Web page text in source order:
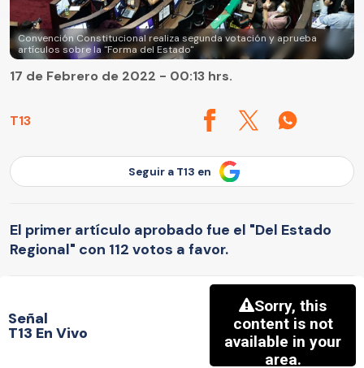
Convención Constitucional realiza segunda votación y aprueba
artículos sobre la "Forma del Estado"
T13
17 de Febrero de 2022 - 00:13 hrs.
Seguir a T13 en
El primer artículo aprobado fue el "Del Estado
Regional" con 112 votos a favor.
Señal
T13 En Vivo